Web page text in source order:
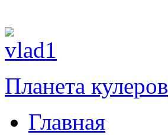
Планета кулеров
Главная